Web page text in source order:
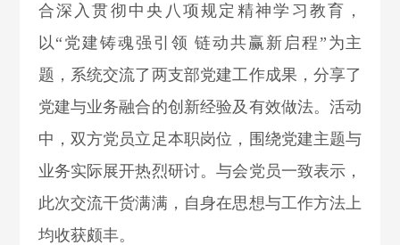
合深入贯彻中央八项规定精神学习教育，
以“党建铸魂强引领 链动共赢新启程”为主
题，系统交流了两支部党建工作成果，分享了
党建与业务融合的创新经验及有效做法。活动
中，双方党员立足本职岗位，围绕党建主题与
业务实际展开热烈研讨。与会党员一致表示，
此次交流干货满满，自身在思想与工作方法上
均收获颇丰。